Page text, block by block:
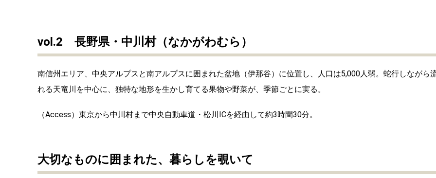
vol.2 長野県・中川村（なかがわむら）
南信州エリア、中央アルプスと南アルプスに囲まれた盆地（伊那谷）に位置し、人口は5,000人弱。蛇行しながら
れる天竜川を中心に、独特な地形を生かし育てる果物や野菜が、季節ごとに実る。
（Access）東京から中川村まで中央自動車道・松川ICを経由して約3時間30分。
大切なものに囲まれた、暮らしを覗いて